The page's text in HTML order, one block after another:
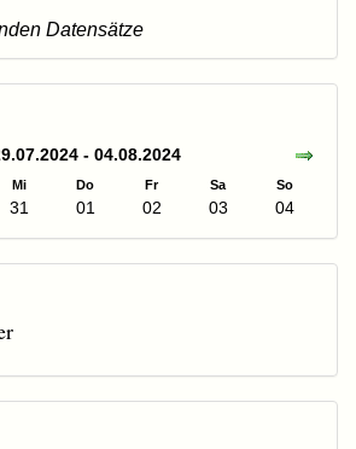
Datensätze
- 04.08.2024
Mi Do Fr Sa So
31 01 02 03 04